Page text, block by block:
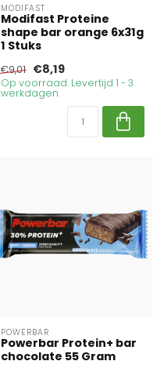
MODIFAST
Modifast Proteine
shape bar orange 6x31g
1 Stuks
€9,01 €8,19
Op voorraad. Levertijd 1 - 3
werkdagen
POWERBAR
Powerbar Protein+ bar
chocolate 55 Gram